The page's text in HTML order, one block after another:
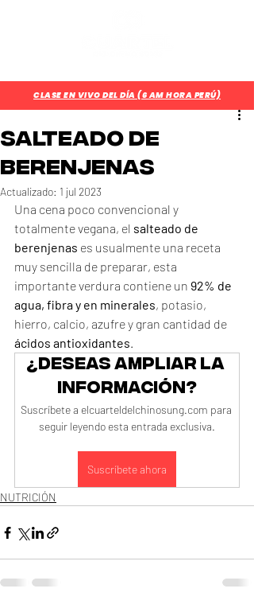
CLASE EN VIVO DEL DÍA (6 AM HORA PERÚ)
Salteado de
berenjenas
Actualizado: 1 jul 2023
Una cena poco convencional y
totalmente vegana, el salteado de
berenjenas es usualmente una receta
muy sencilla de preparar, esta
importante verdura contiene un 92% de
agua, fibra y en minerales, potasio,
hierro, calcio, azufre y gran cantidad de
ácidos antioxidantes.
¿Deseas ampliar la
información?
Suscríbete a elcuarteldelchinosung.com para
seguir leyendo esta entrada exclusiva.
Suscríbete ahora
NUTRICIÓN